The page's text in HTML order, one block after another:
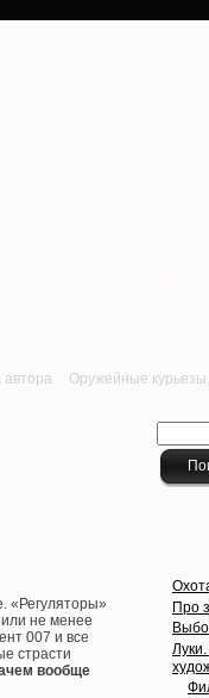
автора Оружейные
«Регуляторы»
не менее
007 и все
страсти
вообще
Про